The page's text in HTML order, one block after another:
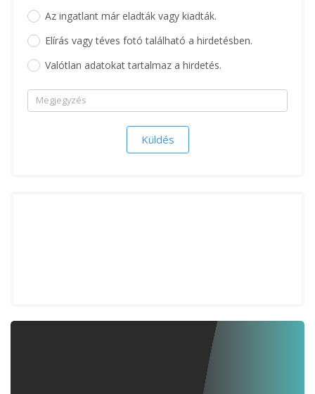
Az ingatlant már eladták vagy kiadták.
Elírás vagy téves fotó található a hirdetésben.
Valótlan adatokat tartalmaz a hirdetés.